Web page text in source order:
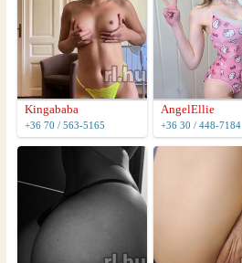
Kingababa
+36 70 / 563-5165
AngelEllie
+36 30 / 448-7184